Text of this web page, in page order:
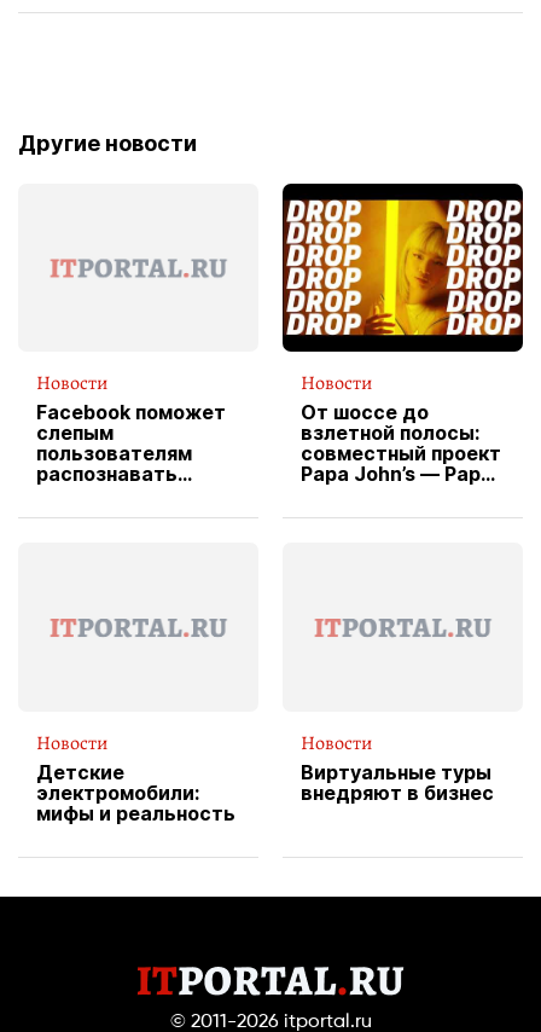
Другие новости
Новости
Facebook поможет
слепым
пользователям
распознавать
Новости
От шоссе до
взлетной полосы:
совместный проект
Papa John’s — Papa
вводит
Новости
Детские
электромобили:
мифы и реальность
Новости
Виртуальные туры
внедряют в бизнес
© 2011-2026 itportal.ru